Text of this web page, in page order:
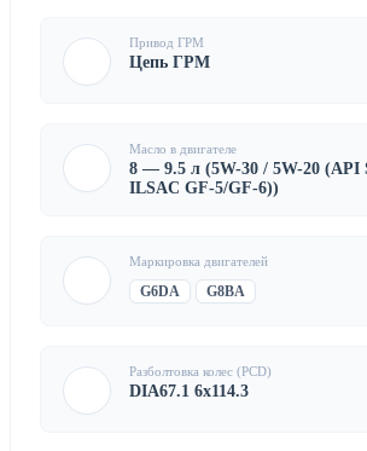
Привод ГРМ
Цепь ГРМ
Масло в двигателе
8 — 9.5 л (5W-30 / 5W-20 (API
ILSAC GF-5/GF-6))
Маркировка двигателей
G6DA G8BA
Разболтовка колес (PCD)
DIA67.1 6x114.3